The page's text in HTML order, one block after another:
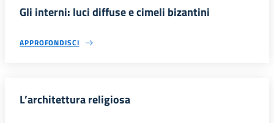
Gli interni: luci diffuse e cimeli bizantini
APPROFONDISCI
L’architettura religiosa